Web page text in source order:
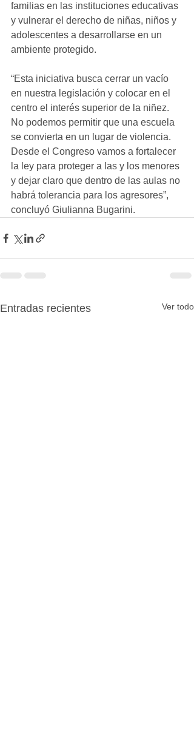
familias en las instituciones educativas
y vulnerar el derecho de niñas, niños y
adolescentes a desarrollarse en un
ambiente protegido.
“Esta iniciativa busca cerrar un vacío
en nuestra legislación y colocar en el
centro el interés superior de la niñez.
No podemos permitir que una escuela
se convierta en un lugar de violencia.
Desde el Congreso vamos a fortalecer
la ley para proteger a las y los menores
y dejar claro que dentro de las aulas no
habrá tolerancia para los agresores”,
concluyó Giulianna Bugarini.
Entradas recientes Ver todo